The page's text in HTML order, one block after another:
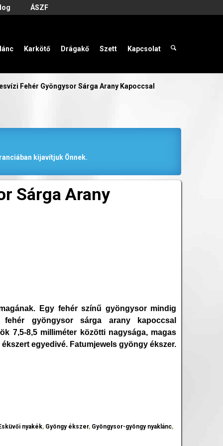
ÁSZF
Karkötő Drágakő Szett Kapcsolat
Fehér Gyöngysor Sárga Arany Kapoccsal
kijavítjuk Önnek.
Sárga Arany
Egy fehér színű gyöngysor mindig
gyöngysor sárga arany kapoccsal
7,5-8,5 milliméter közötti nagysága, magas
egyedivé. Fatumjewels gyöngy ékszer.
nyakék, Gyöngy ékszer, Gyöngysor-gyöngy nyaklánc,